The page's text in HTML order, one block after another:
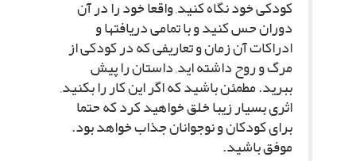
کودکى خود نگاه کنید, واقعا خود را در آن
دوران حس کنید و با تمامى دریافتها و
ادراکات آن زمان و تعاریفى که در کودکى از
مرگ و روح داشته اید, داستان را پیش
ببرید. مطمئن باشید که اگر این کار را بکنید,
اثرى بسیار زیبا خلق خواهید کرد که حتما
براى کودکان و نوجوانان جذاب خواهد بود.
موفق باشید.